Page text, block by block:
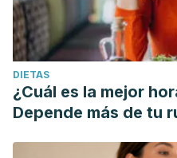
DIETAS
¿Cuál es la mejor
Depende más de tu